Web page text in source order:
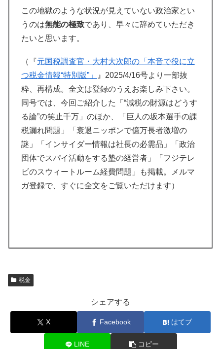
この地獄のような状況が見えていない政治家とい
うのは無能の極致であり、早々に辞めていただき
たいと思います。
（『元国税調査官・大村大次郎の「本音で役に立
つ税金情報“特別版”」
』2025/4/16号より一部抜
粋、再構成。全文は登録のうえお楽しみ下さい。
同号では、今回ご紹介した「“減税の財源はどうす
る論”の笑止千万」のほか、「巨人の坂本選手の課
税漏れ問題」「衰退ニッポンで億万長者激増の
謎」「インサイダー情報は社長の必需品」「政治
団体でスパイ活動をする塾の経営者」「フジテレ
ビのスウィートルーム経費問題」も掲載。メルマ
ガ登録で、すぐに全文をご覧いただけます）
税金
シェアする
X Facebook はてブ
LINE コピー